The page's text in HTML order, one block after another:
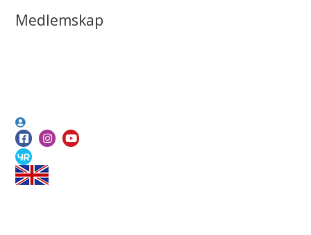
Medlemskap